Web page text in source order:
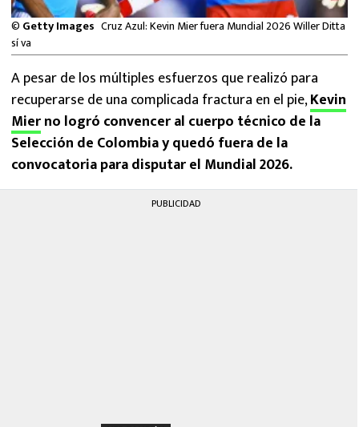
© Getty Images Cruz Azul: Kevin Mier fuera Mundial 2026 Willer Ditta
sí va
A pesar de los múltiples esfuerzos que realizó para
recuperarse de una complicada fractura en el pie,Kevin
Mierno logró convencer al cuerpo técnico de la
Selección de Colombia y quedó fuera de la
convocatoria para disputar el Mundial 2026.
PUBLICIDAD